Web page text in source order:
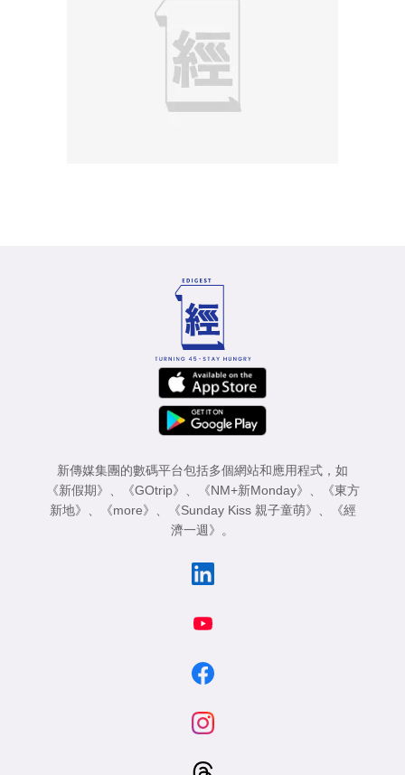
新傳媒集團的數碼平台包括多個網站和應用程式，如
《新假期》
《GOtrip》 《NM+新Monday》
《東方
新地》
《more》 《Sunday Kiss 親子童萌》
《經
濟一週》
。